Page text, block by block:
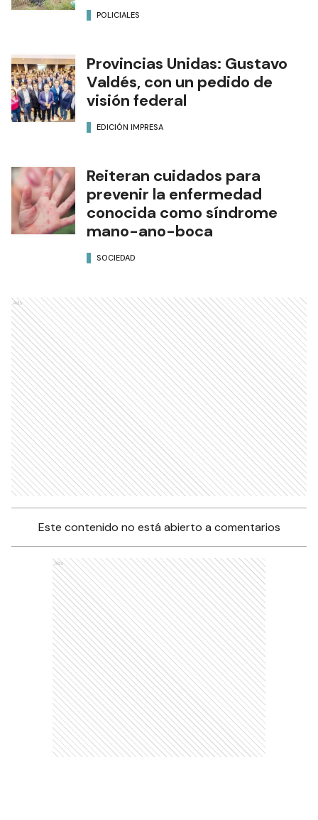
POLICIALES
Provincias Unidas: Gustavo
Valdés, con un pedido de
visión federal
EDICIÓN IMPRESA
Reiteran cuidados para
prevenir la enfermedad
conocida como síndrome
mano-ano-boca
SOCIEDAD
Ads
Este contenido no está abierto a comentarios
Ads